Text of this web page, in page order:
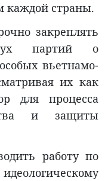
каждой страны.
закреплять
партий о
вьетнамо-
их как
для процесса
и защиты
работу по